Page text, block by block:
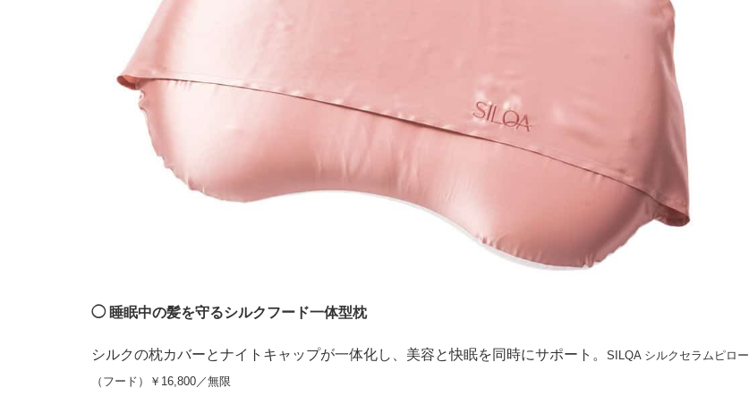
◯ 睡眠中の髪を守るシルクフード一体型枕
シルクの枕カバーとナイトキャップが一体化し、美容と快眠を同時にサポート。 SILQA シルクセラムピロー
（フード）￥16,800／無限